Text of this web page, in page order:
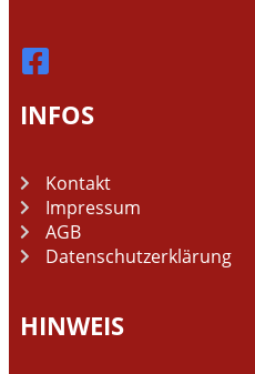
INFOS
Kontakt
Impressum
AGB
Datenschutzerklärung
HINWEIS